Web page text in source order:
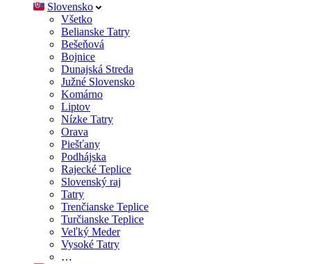
Slovensko
Všetko
Belianske Tatry
Bešeňová
Bojnice
Dunajská Streda
Južné Slovensko
Komárno
Liptov
Nízke Tatry
Orava
Piešťany
Podhájska
Rajecké Teplice
Slovenský raj
Tatry
Trenčianske Teplice
Turčianske Teplice
Veľký Meder
Vysoké Tatry
…